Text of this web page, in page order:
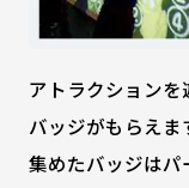
アトラクション
バッジがもらえま
集めたバッジはパ